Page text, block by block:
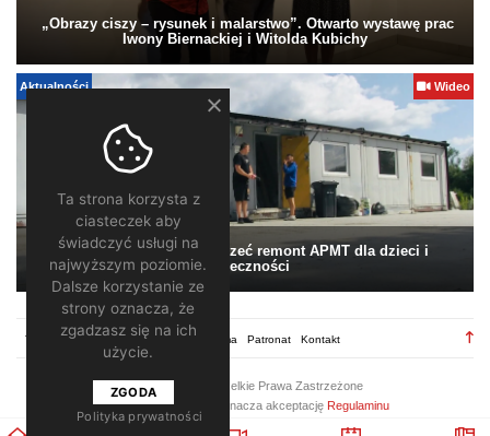
„Obrazy ciszy – rysunek i malarstwo”. Otwarto wystawę prac
Iwony Biernackiej i Witolda Kubichy
Aktualności Wideo
Pomagamy. Warto wesprzeć remont APMT dla dzieci i
społeczności
Regulamin Redakcja Reklama Patronat Kontakt
2026 ©
/ Wszelkie Prawa Zastrzeżone
Korzystanie z portalu oznacza akceptację Regulaminu
Ta strona korzysta z
ciasteczek aby
świadczyć usługi na
najwyższym poziomie.
Dalsze korzystanie ze
strony oznacza, że
zgadzasz się na ich
użycie.
ZGODA
Polityka prywatności